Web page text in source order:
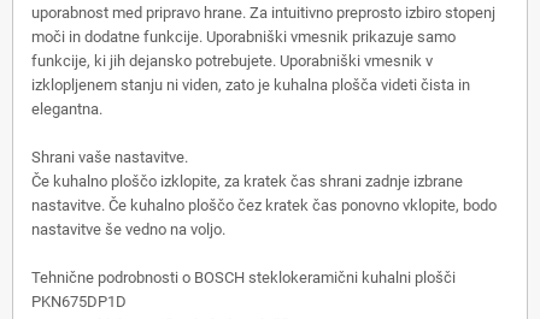
uporabnost med pripravo hrane. Za intuitivno preprosto izbiro stopenj
moči in dodatne funkcije. Uporabniški vmesnik prikazuje samo
funkcije, ki jih dejansko potrebujete. Uporabniški vmesnik v
izklopljenem stanju ni viden, zato je kuhalna plošča videti čista in
elegantna.
Shrani vaše nastavitve.
Če kuhalno ploščo izklopite, za kratek čas shrani zadnje izbrane
nastavitve. Če kuhalno ploščo čez kratek čas ponovno vklopite, bodo
nastavitve še vedno na voljo.
Tehnične podrobnosti o BOSCH steklokeramični kuhalni plošči
PKN675DP1D